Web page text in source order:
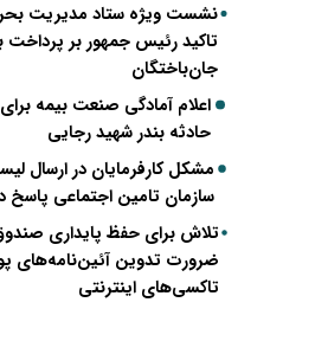
نشست ویژه ستاد مدیریت
تاکید رئیس جمهور بر پرداخت
جان‌باختگان
اعلام آمادگی صنعت بیمه
حادثه بندر شهید رجایی
مشکل کارفرمایان در ارسال
سازمان تامین اجتماعی پاسخ
تلاش برای حفظ پایداری
ضرورت تدوین آئین‌نامه‌های
تاکسی‌های اینترنتی